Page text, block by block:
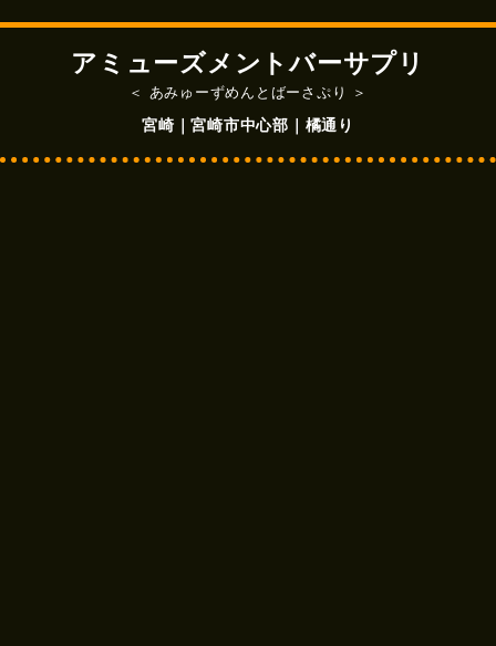
アミューズメントバーサプリ
＜ あみゅーずめんとばーさぷり ＞
宮崎｜宮崎市中心部｜橘通り